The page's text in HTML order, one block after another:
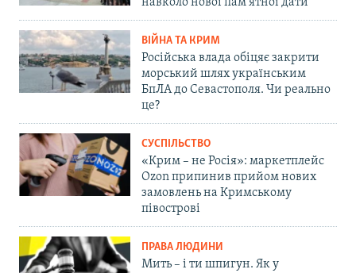
навколо нової пам'ятної дати
ВІЙНА ТА КРИМ
Російська влада обіцяє закрити
морський шлях українським
БпЛА до Севастополя. Чи реально
це?
СУСПІЛЬСТВО
«Крим – не Росія»: маркетплейс
Ozon припинив прийом нових
замовлень на Кримському
півострові
ПРАВА ЛЮДИНИ
Мить – і ти шпигун. Як у